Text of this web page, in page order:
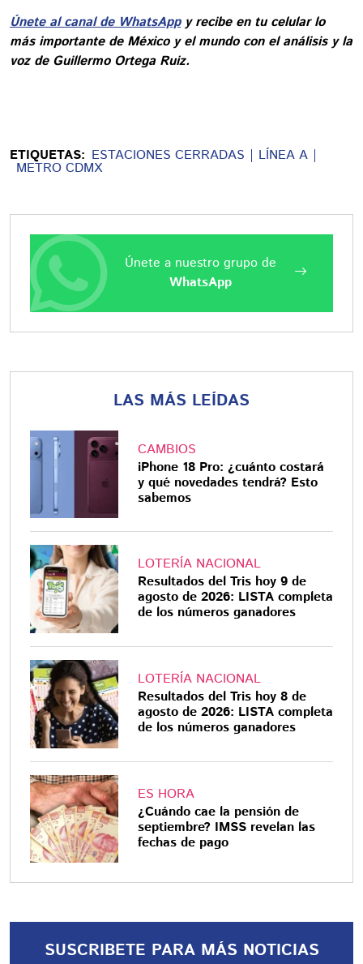
Únete al canal de WhatsAppy recibe en tu celular lo
más importante de México y el mundo con el análisis y la
voz de Guillermo Ortega Ruiz.
ETIQUETAS: ESTACIONES CERRADAS LÍNEA A
METRO CDMX
Únete a nuestro grupo de
WhatsApp
LAS MÁS LEÍDAS
CAMBIOS
iPhone 18 Pro: ¿cuánto costará
y qué novedades tendrá? Esto
sabemos
LOTERÍA NACIONAL
Resultados del Tris hoy 9 de
agosto de 2026: LISTA completa
de los números ganadores
LOTERÍA NACIONAL
Resultados del Tris hoy 8 de
agosto de 2026: LISTA completa
de los números ganadores
ES HORA
¿Cuándo cae la pensión de
septiembre? IMSS revelan las
fechas de pago
SUSCRIBETE PARA MÁS NOTICIAS